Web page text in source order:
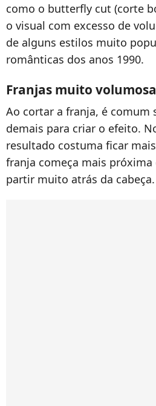
como o butterfly cut (corte
o visual com excesso de
de alguns estilos muito
românticas dos anos 1990.
Franjas muito
Ao cortar a franja, é comum
demais para criar o efeito.
resultado costuma ficar
franja começa mais
partir muito atrás da cabeça.